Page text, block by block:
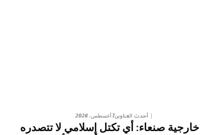
أحدث العناوين7 أغسطس، 2026
خارجية صنعاء: أي تكتل إسلامي لا تتصدره